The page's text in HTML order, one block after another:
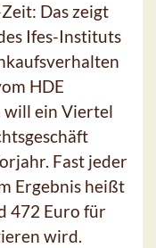
Das zeigt
Ifes-Instituts
HDE
will ein Viertel
Fast jeder
Ergebnis heißt
472 Euro für
wird.